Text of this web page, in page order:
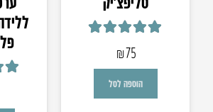
₪75
הוספה לסל